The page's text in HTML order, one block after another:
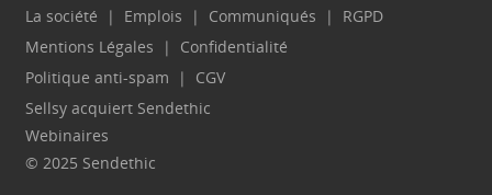
La société Emplois Communiqués
RGPD
Mentions Légales
Confidentialité
Politique anti-spam
CGV
Sellsy acquiert Sendethic
Webinaires
© 2025 Sendethic